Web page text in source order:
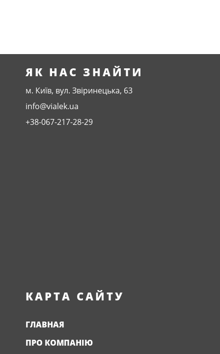
ЯК НАС ЗНАЙТИ
м. Київ, вул. Звіринецька, 63
info@vialek.ua
+38-067-217-28-29
КАРТА САЙТУ
ГЛАВНАЯ
ПРО КОМПАНІЮ